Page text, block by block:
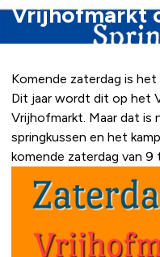
Vrijhofmarkt
Komende zaterdag is
Dit jaar wordt dit op het
Vrijhofmarkt. Maar dat is
springkussen en het
komende zaterdag van